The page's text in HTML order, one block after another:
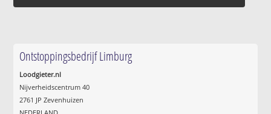
Ontstoppingsbedrijf Limburg
Loodgieter.nl
Nijverheidscentrum 40
2761 JP Zevenhuizen